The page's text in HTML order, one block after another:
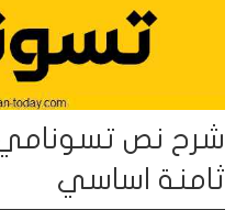
شرح نص
ثامنة اساسي